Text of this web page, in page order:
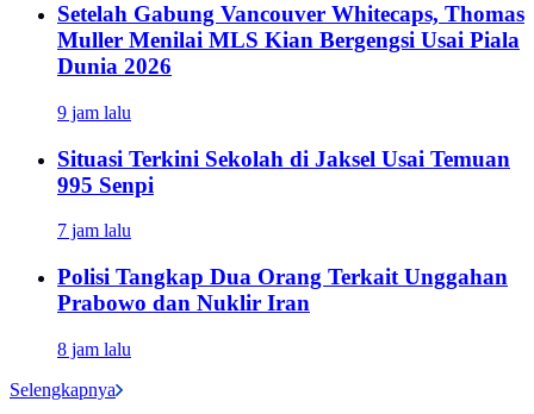
Setelah Gabung Vancouver Whitecaps, Thomas
Muller Menilai MLS Kian Bergengsi Usai Piala
Dunia 2026
9 jam lalu
Situasi Terkini Sekolah di Jaksel Usai Temuan
995 Senpi
7 jam lalu
Polisi Tangkap Dua Orang Terkait Unggahan
Prabowo dan Nuklir Iran
8 jam lalu
Selengkapnya